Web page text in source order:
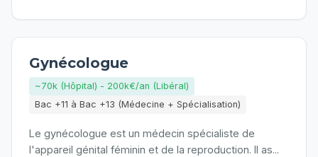
Gynécologue
~70k (Hôpital) - 200k€/an (Libéral)
Bac +11 à Bac +13 (Médecine + Spécialisation)
Le gynécologue est un médecin spécialiste de
l'appareil génital féminin et de la reproduction. Il as...